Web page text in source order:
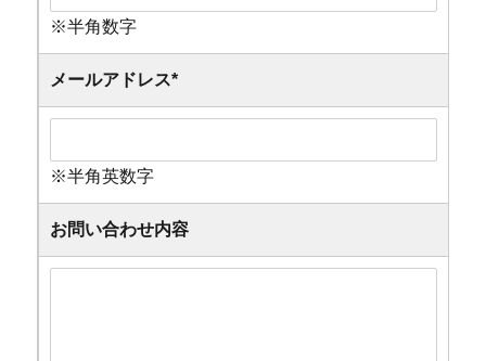
※半角数字
メールアドレス*
※半角英数字
お問い合わせ内容